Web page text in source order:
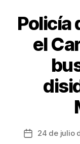
Policía
el
Fecha24 de julio